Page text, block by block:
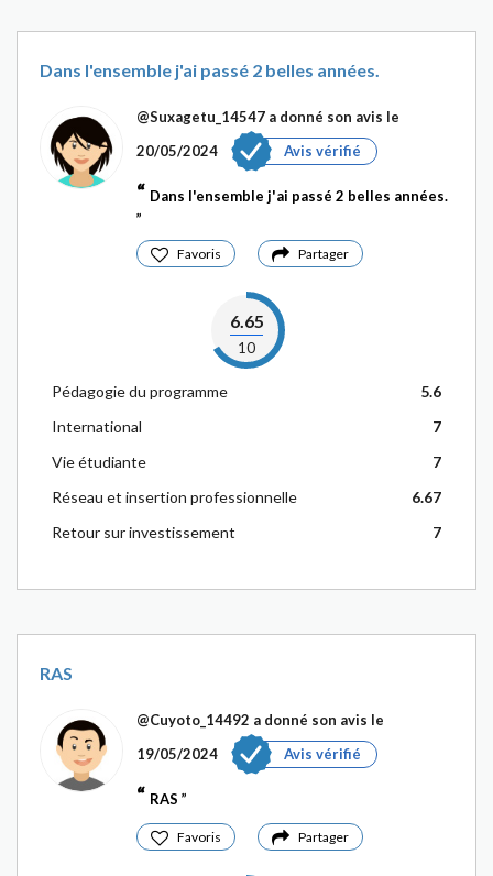
Dans l'ensemble j'ai passé 2 belles années.
@Suxagetu_14547 a donné son avis le
20/05/2024
Avis vérifié
Dans l'ensemble j'ai passé 2 belles années.
Favoris Partager
6.65
10
Pédagogie du programme
5.6
International
7
Vie étudiante
7
Réseau et insertion professionnelle
6.67
Retour sur investissement
7
RAS
@Cuyoto_14492 a donné son avis le
19/05/2024
Avis vérifié
RAS
Favoris Partager